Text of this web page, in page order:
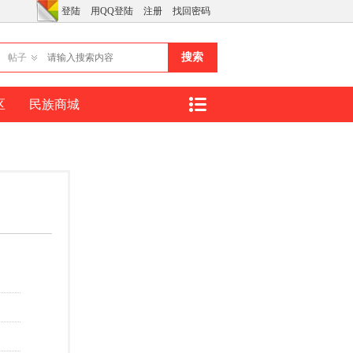
登陆 用QQ登陆 注册 找回密码
帖子 搜索
民族商城